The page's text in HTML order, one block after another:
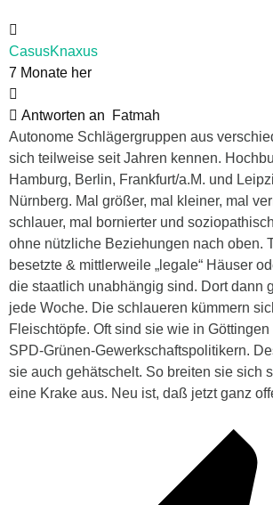
CasusKnaxus
7 Monate her
Antworten an
Fatmah
Autonome Schlägergruppen aus
sich teilweise seit Jahren kennen.
Hamburg, Berlin, Frankfurt/a.M. und
Nürnberg. Mal größer, mal kleiner, mal
schlauer, mal bornierter und
ohne nützliche Beziehungen nach oben.
besetzte & mittlerweile „legale“ Häuser
die staatlich unabhängig sind. Dort dann
jede Woche. Die schlaueren kümmern
Fleischtöpfe. Oft sind sie wie in
SPD-Grünen-Gewerkschaftspolitikern.
sie auch gehätschelt. So breiten sie sich
eine Krake aus. Neu ist, daß jetzt ganz